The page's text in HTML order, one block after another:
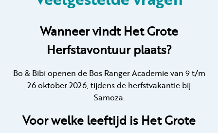
Wanneer vindt Het Grote
Herfstavontuur plaats?
Bo & Bibi openen de Bos Ranger Academie van 9 t/m
26 oktober 2026, tijdens de herfstvakantie bij
Samoza.
Voor welke leeftijd is Het Grote